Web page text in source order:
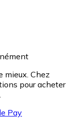
mieux. Chez
pour acheter
Pay